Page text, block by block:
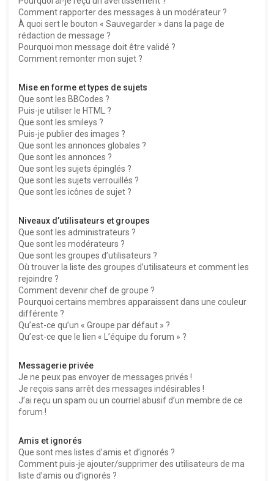
Comment rapporter des messages à un modérateur ?
À quoi sert le bouton « Sauvegarder » dans la page de
rédaction de message ?
Pourquoi mon message doit être validé ?
Comment remonter mon sujet ?
Mise en forme et types de sujets
Que sont les BBCodes ?
Puis-je utiliser le HTML ?
Que sont les smileys ?
Puis-je publier des images ?
Que sont les annonces globales ?
Que sont les annonces ?
Que sont les sujets épinglés ?
Que sont les sujets verrouillés ?
Que sont les icônes de sujet ?
Niveaux d’utilisateurs et groupes
Que sont les administrateurs ?
Que sont les modérateurs ?
Que sont les groupes d’utilisateurs ?
Où trouver la liste des groupes d’utilisateurs et comment les
rejoindre ?
Comment devenir chef de groupe ?
Pourquoi certains membres apparaissent dans une couleur
différente ?
Qu’est-ce qu’un « Groupe par défaut » ?
Qu’est-ce que le lien « L’équipe du forum » ?
Messagerie privée
Je ne peux pas envoyer de messages privés !
Je reçois sans arrêt des messages indésirables !
J’ai reçu un spam ou un courriel abusif d’un membre de ce
forum !
Amis et ignorés
Que sont mes listes d’amis et d’ignorés ?
Comment puis-je ajouter/supprimer des utilisateurs de ma
liste d’amis ou d’ignorés ?